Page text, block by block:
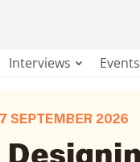
Interviews Events